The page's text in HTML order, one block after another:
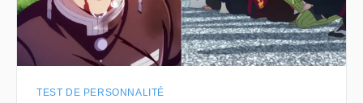
TEST DE PERSONNALITÉ